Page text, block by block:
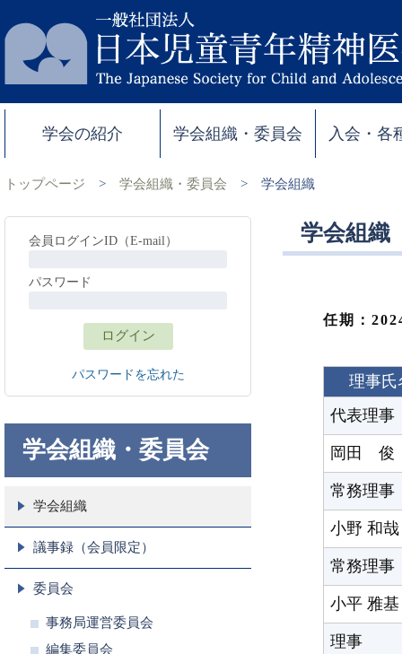
学会の紹介 学会組織・委員会 入会・各
トップページ > 学会組織・委員会 > 学会組織
学会組織
任期：
理事氏
代表理事
岡田 俊
常務理事
小野 和哉
常務理事
小平 雅基
理事
会員ログインID（E-mail）
パスワード
パスワードを忘れた
学会組織・委員会
学会組織
議事録（会員限定）
委員会
事務局運営委員会
編集委員会